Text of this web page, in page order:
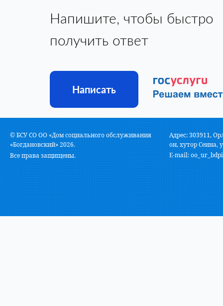
Напишите, чтобы быстро
получить ответ
Написать
© БСУ СО ОО «Дом социального обслуживания
«Богдановский» 2026.
Все права защищены.
Адрес: 303911,
он, хутор Сеина,
E-mail: